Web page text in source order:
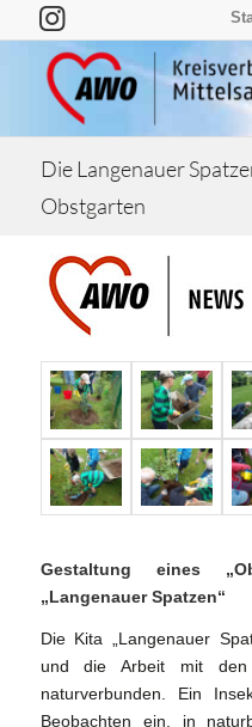
Die Langenauer
Obstgarten
Gestaltung eines
„Langenauer Spatzen“
Die Kita „Langenauer
und die Arbeit mit den
naturverbunden. Ein
Beobachten ein, in